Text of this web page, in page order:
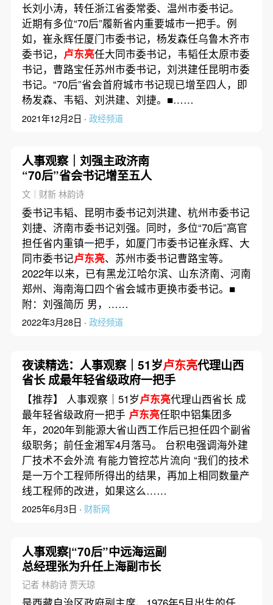
长刘小涛，转任浙江省委常委、温州市委书记。
近期有多位“70后”履新省内重要城市一把手。例
如，崔永辉任厦门市委书记，杨发森任乌鲁木齐市
委书记， 卢东亮任大同市委书记，韦韬任太原市委
书记，曹路宝任苏州市委书记，刘洪建任昆明市委
书记。“70后”省会首府城市书记现已增至四人，即
杨发森、韦韬、刘洪建、刘捷。■……
2021年12月2日 · 政经频道
人事观察｜刘强主政济南
“70后”省会书记增至五人
文｜财新 林韵诗
委书记韦韬、昆明市委书记刘洪建、杭州市委书记
刘捷、济南市委书记刘强。同时，多位“70后”高官
担任省内重镇一把手，如厦门市委书记崔永辉、大
同市委书记卢东亮、苏州市委书记曹路宝等。
2022年以来，已有黑龙江哈尔滨、山东济南、河南
郑州、海南海口四个省会城市更换市委书记。■
附：刘强简历 男，……
2022年3月28日 · 政经频道
夜读精选：人事观察｜51岁卢东亮代理山西
省长 成最年轻省级政府一把手
【推荐】 人事观察｜51岁卢东亮代理山西省长 成
最年轻省级政府一把手 卢东亮任职中铝集团多
年，2020年到能源大省山西工作后已担任四个副省
级职务；前任金湘军4月落马。 台积电强调海外建
厂技术不会外流 有能力管控芯片流向 “我们的技术
是一万个工程师所得出的结果，再加上相同数量产
线工程师的改进，如果这么……
2025年6月3日 · 财新网
人事观察|“70后”中远海运副
总经理张为升任上海副市长
记者 林韵诗 贾天琼